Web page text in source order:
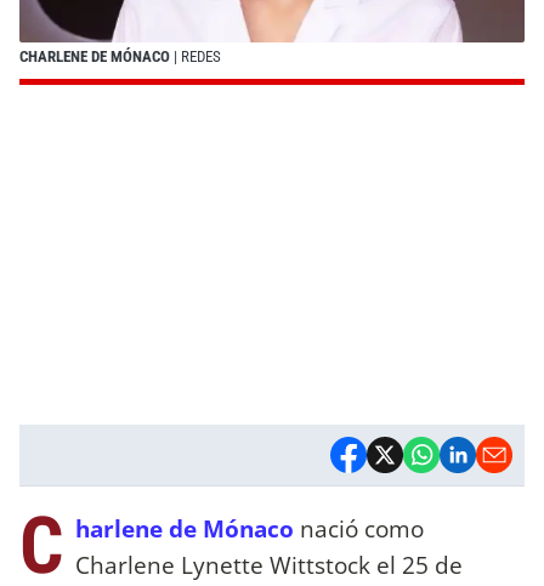
CHARLENE DE MÓNACO | REDES
C harlene de Mónaco nació como
Charlene Lynette Wittstock el 25 de